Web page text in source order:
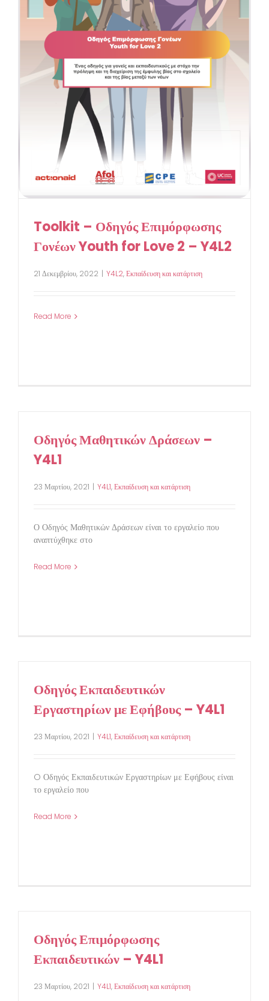
Toolkit – Οδηγός Επιμόρφωσης
Γονέων Youth for Love 2 – Y4L2
21 Δεκεμβρίου, 2022 | Y4L2,Εκπαίδευση και κατάρτιση
Read More
Οδηγός Μαθητικών Δράσεων –
Y4L1
23 Μαρτίου, 2021 | Y4L1,Εκπαίδευση και κατάρτιση
Ο Οδηγός Μαθητικών Δράσεων είναι το εργαλείο που
αναπτύχθηκε στο
Read More
Οδηγός Εκπαιδευτικών
Εργαστηρίων με Εφήβους – Y4L1
23 Μαρτίου, 2021 | Y4L1,Εκπαίδευση και κατάρτιση
O Οδηγός Εκπαιδευτικών Εργαστηρίων με Εφήβους είναι
το εργαλείο που
Read More
Οδηγός Επιμόρφωσης
Εκπαιδευτικών – Y4L1
23 Μαρτίου, 2021 | Y4L1,Εκπαίδευση και κατάρτιση